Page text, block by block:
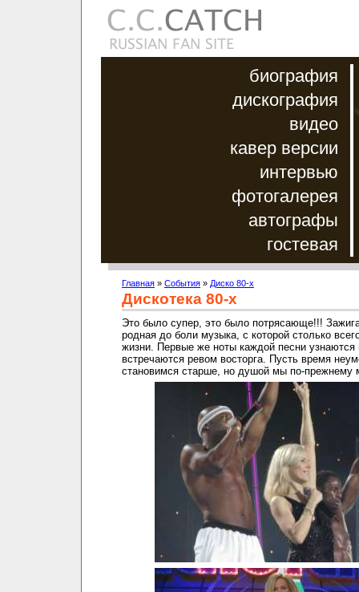
биография
дискография
видео
кавер версии
интервью
фотогалерея
автографы
гостевая
Главная » События » Диско 80-х
Дискотека 80-х
Это было супер, это было потрясающе!!!
родная до боли музыка, с которой столько
жизни. Первые же ноты каждой песни узнаются
встречаются ревом восторга. Пусть время
становимся старше, но душой мы по-прежнему